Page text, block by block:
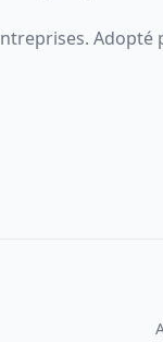
Adopté